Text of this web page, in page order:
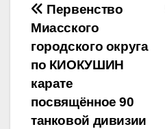
Навигация
по
записям
Первенство
Миасского
городского округа
по КИОКУШИН
карате
посвящённое 90
танковой дивизии